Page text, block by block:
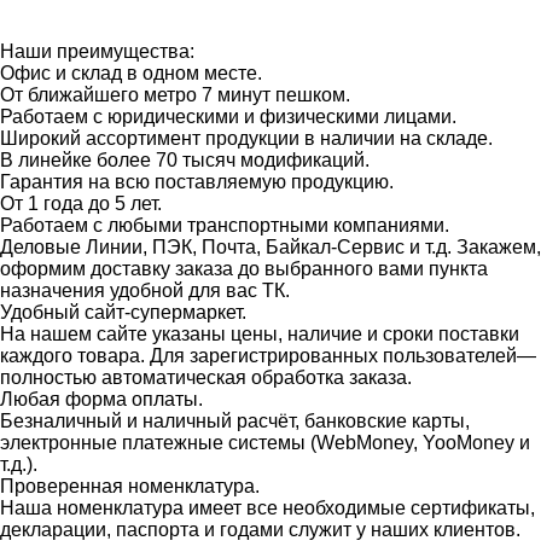
Наши преимущества:
Офис и склад в одном месте.
От ближайшего метро 7 минут пешком.
Работаем с юридическими и физическими лицами.
Широкий ассортимент продукции в наличии на складе.
В линейке более 70 тысяч модификаций.
Гарантия на всю поставляемую продукцию.
От 1 года до 5 лет.
Работаем с любыми транспортными компаниями.
Деловые Линии, ПЭК, Почта, Байкал-Сервис и т.д. Закажем,
оформим доставку заказа до выбранного вами пункта
назначения удобной для вас ТК.
Удобный сайт-супермаркет.
На нашем сайте указаны цены, наличие и сроки поставки
каждого товара. Для зарегистрированных пользователей—
полностью автоматическая обработка заказа.
Любая форма оплаты.
Безналичный и наличный расчёт, банковские карты,
электронные платежные системы (WebMoney, YooMoney и
т.д.).
Проверенная номенклатура.
Наша номенклатура имеет все необходимые сертификаты,
декларации, паспорта и годами служит у наших клиентов.